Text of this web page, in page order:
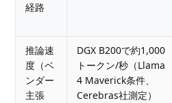
経路
推論速
度（ベ
ンダー
主張
DGX B200で約1,000
トークン/秒（Llama
4 Maverick条件、
Cerebras社測定）